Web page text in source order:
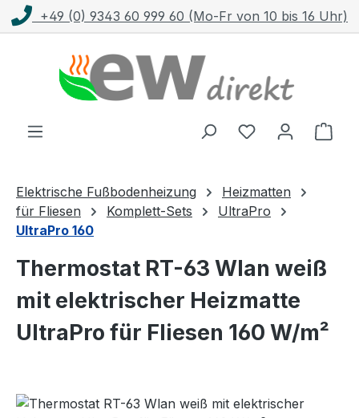
Zum Hauptinhalt springen
Fr von 10 bis 16 Uhr) Kostenloser
Elektrische Fußbodenheizung
Heizmatten
für Fliesen
Komplett-Sets
UltraPro
UltraPro 160
Thermostat RT-63 Wlan weiß
mit elektrischer Heizmatte
UltraPro für Fliesen 160 W/m²
Bildergalerie überspringen